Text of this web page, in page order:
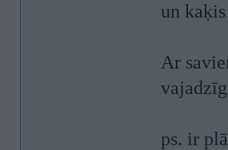
un
Ar
ps. ir